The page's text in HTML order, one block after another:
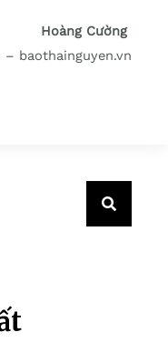
Hoàng Cường
– baothainguyen.vn